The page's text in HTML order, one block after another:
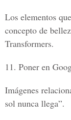
Los elementos
concepto de
Transformers.
11. Poner en
Imágenes
sol nunca llega”.